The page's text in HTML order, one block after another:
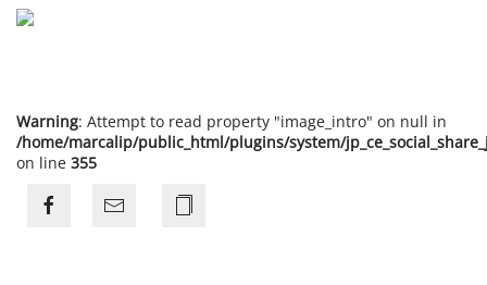
Warning: Attempt to read property "image_intro" on null in
/home/marcalip/public_html/plugins/system/
on line 355